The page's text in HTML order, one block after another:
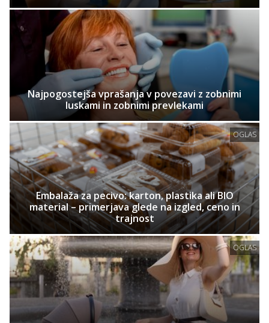
Najpogostejša vprašanja v povezavi z zobnimi
luskami in zobnimi prevlekami
OGLAS
Embalaža za pecivo: karton, plastika ali BIO
material – primerjava glede na izgled, ceno in
trajnost
OGLAS